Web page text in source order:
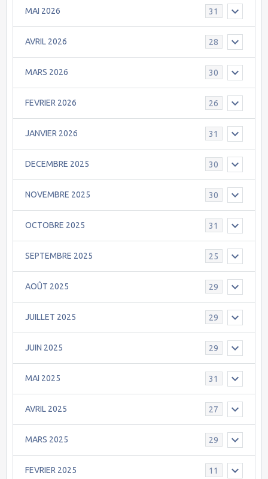
MAI 2026 31
AVRIL 2026 28
MARS 2026 30
FEVRIER 2026 26
JANVIER 2026 31
DECEMBRE 2025 30
NOVEMBRE 2025 30
OCTOBRE 2025 31
SEPTEMBRE 2025 25
AOÛT 2025 29
JUILLET 2025 29
JUIN 2025 29
MAI 2025 31
AVRIL 2025 27
MARS 2025 29
FEVRIER 2025 11